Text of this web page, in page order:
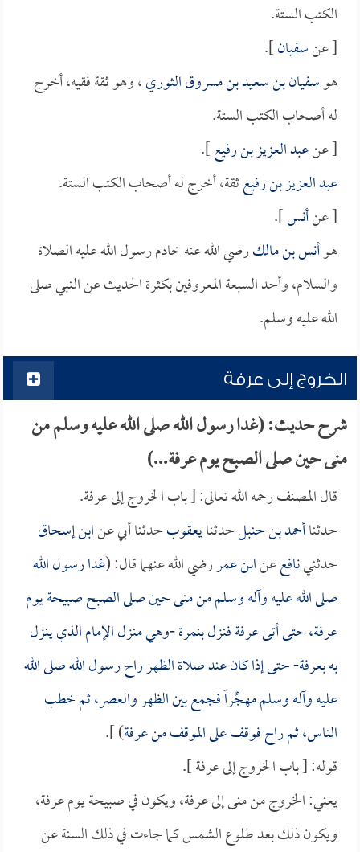
الكتب الستة.
[ عنسفيان].
هوسفيان بن سعيد بن مسروق الثوري، وهو ثقة فقيه، أخرج
له أصحاب الكتب الستة.
[ عنعبد العزيز بن رفيع].
عبد العزيز بن رفيعثقة، أخرج له أصحاب الكتب الستة.
[ عنأنس].
هوأنس بن مالكرضي الله عنه خادم رسول الله عليه الصلاة
والسلام، وأحد السبعة المعروفين بكثرة الحديث عن النبي صلى
الله عليه وسلم.
الخروج إلى عرفة
شرح حديث: (غدا رسول الله صلى الله عليه وسلم من
منى حين صلى الصبح يوم عرفة...)
قال المصنف رحمه الله تعالى: [ باب الخروج إلى عرفة.
حدثناأحمد بن حنبلحدثنايعقوبحدثنا أبي عنابن إسحاق
حدثنينافععنابن عمررضي الله عنهما قال: (غدا رسول الله
صلى الله عليه وآله وسلم من منى حين صلى الصبح صبيحة يوم
عرفة، حتى أتى عرفة فنزل بنمرة -وهي منزل الإمام الذي ينزل
به بعرفة- حتى إذا كان عند صلاة الظهر راح رسول الله صلى الله
عليه وآله وسلم مهجِّراً فجمع بين الظهر والعصر، ثم خطب
الناس، ثم راح فوقف على الموقف من عرفة) ].
قوله: [ باب الخروج إلى عرفة ].
يعني: الخروج من منى إلى عرفة، ويكون في صبيحة يوم عرفة،
ويكون ذلك بعد طلوع الشمس كما جاءت في ذلك السنة عن